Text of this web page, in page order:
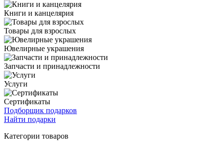
Книги и канцелярия
Товары для взрослых
Ювелирные украшения
Запчасти и принадлежности
Услуги
Сертификаты
Подборщик подарков
Найти подарки
Категории товаров